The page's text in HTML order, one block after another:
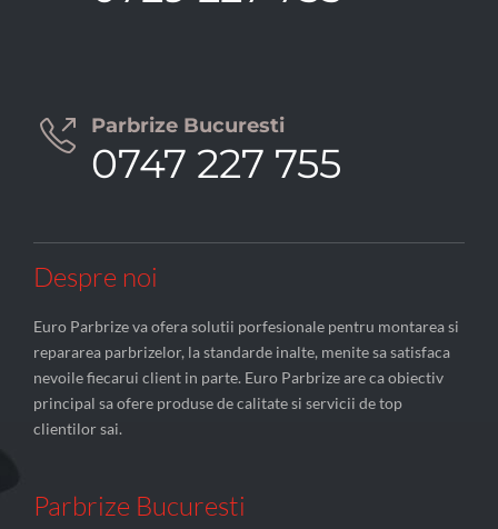
 Parbrize Bucuresti
0747 227 755
Despre noi
Euro Parbrize va ofera solutii porfesionale pentru montarea si
repararea parbrizelor, la standarde inalte, menite sa satisfaca
nevoile fiecarui client in parte. Euro Parbrize are ca obiectiv
principal sa ofere produse de calitate si servicii de top
clientilor sai.
Parbrize Bucuresti